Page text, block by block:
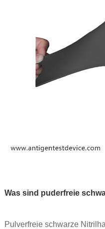
Was sind puderfreie
Pulverfreie schwarze